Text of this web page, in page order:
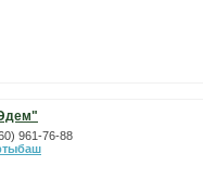
961-76-88